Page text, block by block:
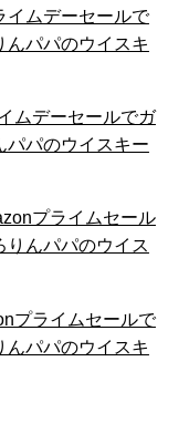
イムデーセールで
んパパのウイスキ
ムデーセールでガ
パパのウイスキー
プライムセール
りんパパのウイス
プライムセールで
んパパのウイスキ